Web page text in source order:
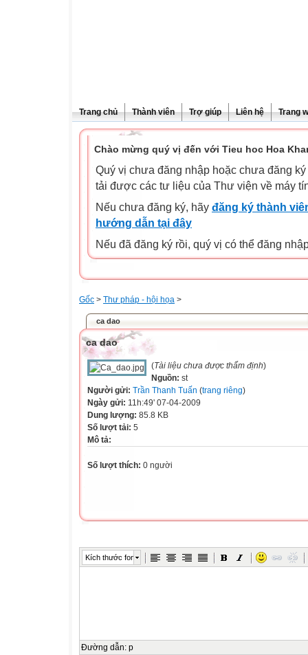
Trang chủ Thành viên Trợ giúp Liên hệ Trang
Chào mừng quý vị đến với Tieu hoc Hoa
Quý vị chưa đăng nhập hoặc chưa đăng
tải được các tư liệu của Thư viện về máy
Nếu chưa đăng ký, hãy đăng ký thành
hướng dẫn tại đây
Nếu đã đăng ký rồi, quý vị có thể đăng
Gốc > Thư pháp - hội họa >
ca dao
ca dao
(Tài liệu chưa được thẩm định)
Nguồn: st
Người gửi: Trần Thanh Tuấn (trang riêng)
Ngày gửi: 11h:49' 07-04-2009
Dung lượng: 85.8 KB
Số lượt tải: 5
Mô tả:
Số lượt thích: 0 người
Kích thước font
Đường dẫn: p